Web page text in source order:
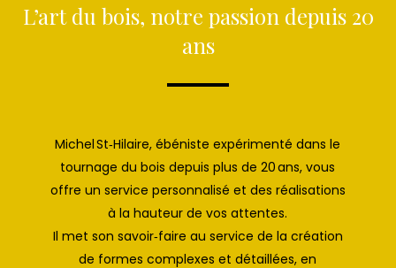
L’art du bois, notre passion depuis 20
ans
Michel St‑Hilaire, ébéniste expérimenté dans le
tournage du bois depuis plus de 20 ans, vous
offre un service personnalisé et des réalisations
à la hauteur de vos attentes.
Il met son savoir‑faire au service de la création
de formes complexes et détaillées, en